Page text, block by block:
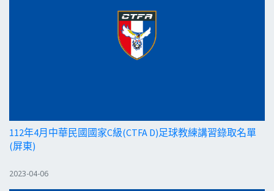
112年4月中華民國國家C級(CTFA D)足球教練講習錄取名單
(屏東)
2023-04-06